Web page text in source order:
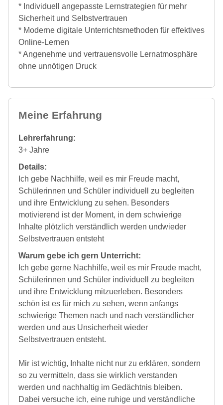
* Individuell angepasste Lernstrategien für mehr
Sicherheit und Selbstvertrauen
* Moderne digitale Unterrichtsmethoden für effektives
Online-Lernen
* Angenehme und vertrauensvolle Lernatmosphäre
ohne unnötigen Druck
Meine Erfahrung
Lehrerfahrung:
3+ Jahre
Details:
Ich gebe Nachhilfe, weil es mir Freude macht,
Schülerinnen und Schüler individuell zu begleiten
und ihre Entwicklung zu sehen. Besonders
motivierend ist der Moment, in dem schwierige
Inhalte plötzlich verständlich werden undwieder
Selbstvertrauen entsteht
Warum gebe ich gern Unterricht:
Ich gebe gerne Nachhilfe, weil es mir Freude macht,
Schülerinnen und Schüler individuell zu begleiten
und ihre Entwicklung mitzuerleben. Besonders
schön ist es für mich zu sehen, wenn anfangs
schwierige Themen nach und nach verständlicher
werden und aus Unsicherheit wieder
Selbstvertrauen entsteht.
Mir ist wichtig, Inhalte nicht nur zu erklären, sondern
so zu vermitteln, dass sie wirklich verstanden
werden und nachhaltig im Gedächtnis bleiben.
Dabei versuche ich, eine ruhige und verständliche